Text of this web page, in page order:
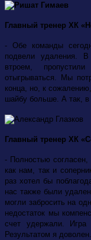
Главный тренер ХК
- Обе команды
подвели удаления.
втроем,
отыгрываться. Мы
конца, но, к
шайбу больше. А так,
Главный тренер ХК
- Полностью
как нам, так и
раз хотел бы
нас также были
могли забросить на
недостаток мы
счет удержали. Игра
Результатом я доволен.